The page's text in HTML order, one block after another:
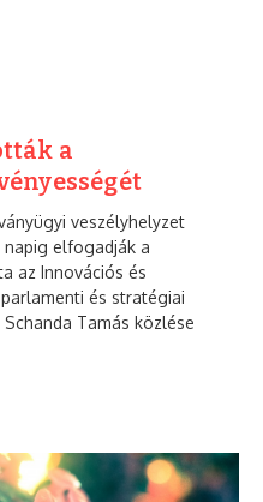
a
veszélyhelyzet
elfogadják a
az Innovációs és
és stratégiai
Tamás közlése